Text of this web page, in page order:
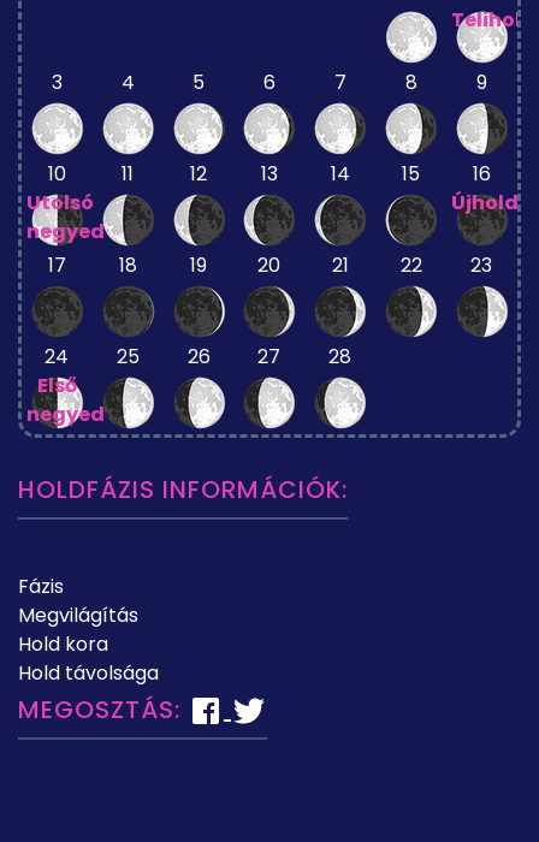
Telihold
3 4 5 6 7 8 9
10
Utolsó
negyed
11 12 13 14 15
16
Újhold
17 18 19 20 21 22 23
24
Első
negyed
25 26 27 28
HOLDFÁZIS INFORMÁCIÓK:
Fázis
Megvilágítás
Hold kora
Hold távolsága
MEGOSZTÁS: